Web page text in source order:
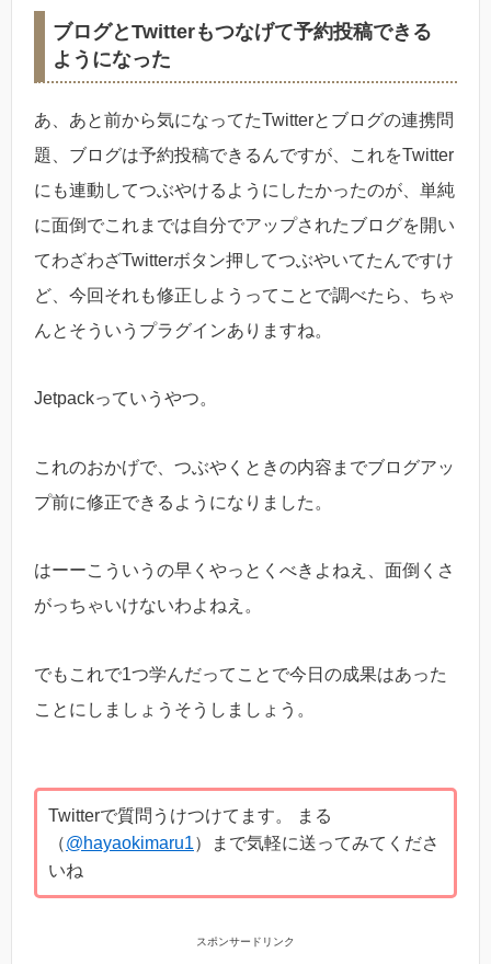
ブログとTwitterもつなげて予約投稿できる
ようになった
あ、あと前から気になってたTwitterとブログの連携問
題、ブログは予約投稿できるんですが、これをTwitter
にも連動してつぶやけるようにしたかったのが、単純
に面倒でこれまでは自分でアップされたブログを開い
てわざわざTwitterボタン押してつぶやいてたんですけ
ど、今回それも修正しようってことで調べたら、ちゃ
んとそういうプラグインありますね。
Jetpackっていうやつ。
これのおかげで、つぶやくときの内容までブログアッ
プ前に修正できるようになりました。
はーーこういうの早くやっとくべきよねえ、面倒くさ
がっちゃいけないわよねえ。
でもこれで1つ学んだってことで今日の成果はあった
ことにしましょうそうしましょう。
Twitterで質問うけつけてます。 まる
（@hayaokimaru1）まで気軽に送ってみてくださ
いね
スポンサードリンク